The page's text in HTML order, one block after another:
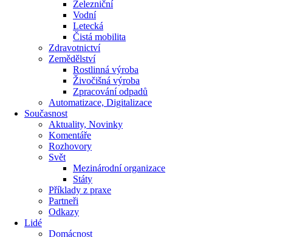
Železniční
Vodní
Letecká
Čistá mobilita
Zdravotnictví
Zemědělství
Rostlinná výroba
Živočišná výroba
Zpracování odpadů
Automatizace, Digitalizace
Současnost
Aktuality, Novinky
Komentáře
Rozhovory
Svět
Mezinárodní organizace
Státy
Příklady z praxe
Partneři
Odkazy
Lidé
Domácnost